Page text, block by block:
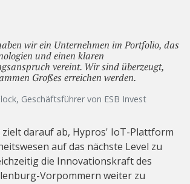
wir ein Unternehmen im Portfolio, das
und einen klaren
vereint. Wir sind überzeugt,
Großes erreichen werden.
Geschäftsführer von ESB Invest
zielt darauf ab, Hypros' IoT-Plattform
auf das nächste Level zu
die Innovationskraft des
Vorpommern weiter zu